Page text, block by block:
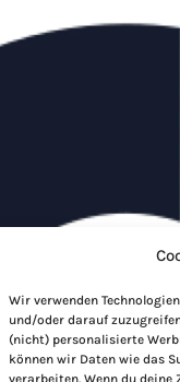
Wir verwenden
und/oder darauf
(nicht) personalisierte
können wir Daten wie das
verarbeiten. Wenn du